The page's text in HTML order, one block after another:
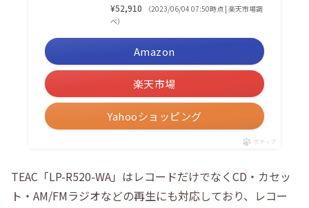
¥52,910
（2023/06/04 07:50時点 | 楽天市場調
べ）
Amazon
楽天市場
Yahooショッピング
ポチップ
TEAC「LP-R520-WA」はレコードだけでなくCD・カセッ
ト・AM/FMラジオなどの再生にも対応しており、レコー